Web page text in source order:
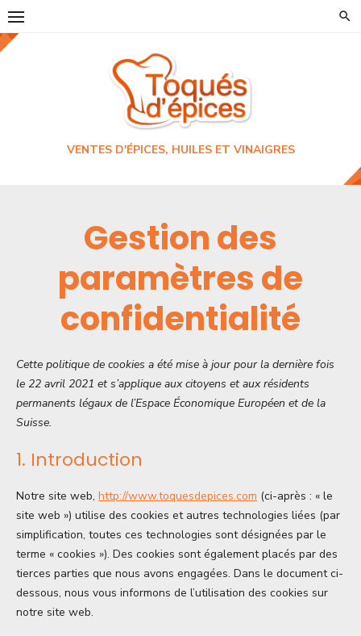
Skip
to
content
VENTES D'ÉPICES, HUILES ET VINAIGRES
Gestion des
paramètres de
confidentialité
Cette politique de cookies a été mise à jour pour la dernière fois
le 22 avril 2021 et s’applique aux citoyens et aux résidents
permanents légaux de l’Espace Économique Européen et de la
Suisse.
1. Introduction
Notre site web, http://www.toquesdepices.com (ci-après : « le
site web ») utilise des cookies et autres technologies liées (par
simplification, toutes ces technologies sont désignées par le
terme « cookies »). Des cookies sont également placés par des
tierces parties que nous avons engagées. Dans le document ci-
dessous, nous vous informons de l’utilisation des cookies sur
notre site web.